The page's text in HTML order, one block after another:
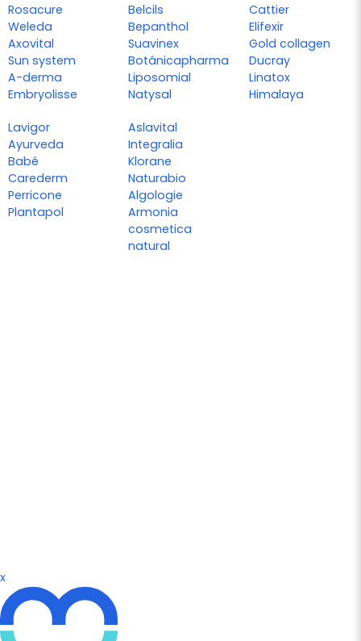
Rosacure
Weleda
Axovital
Sun system
A-derma
Embryolisse
Belcils
Bepanthol
Suavinex
Botánicapharma
Liposomial
Natysal
Cattier
Elifexir
Gold collagen
Ducray
Linatox
Himalaya
Lavigor
Ayurveda
Babé
Carederm
Perricone
Plantapol
Aslavital
Integralia
Klorane
Naturabio
Algologie
Armonia
cosmetica
natural
x